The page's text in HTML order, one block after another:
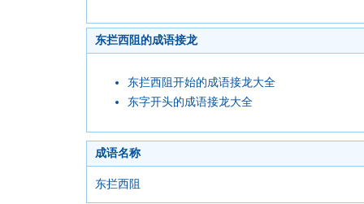
东拦西阻的成语接龙
东拦西阻开始的成语接龙大全
东字开头的成语接龙大全
成语名称
东拦西阻